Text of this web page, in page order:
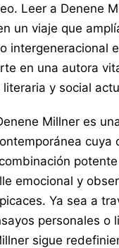
Leer a Denene
un viaje que
intergeneracional
en una autora
y social
Millner es
cuya
emocional y
Ya sea a
personales o
sigue